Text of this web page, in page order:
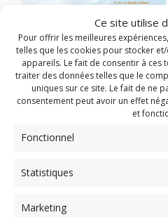
Ce site utilise
Pour offrir les meilleures
telles que les cookies pour stocker
appareils. Le fait de consentir à
traiter des données telles que le
uniques sur ce site. Le fait de ne
consentement peut avoir un effet
et
Fonctionnel
Statistiques
Marketing